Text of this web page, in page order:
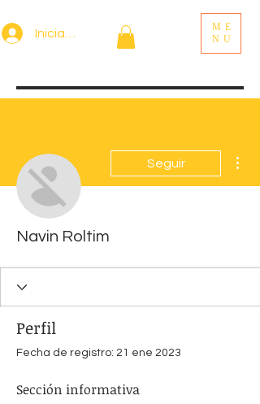
Iniciar sesión
ME
NU
Seguir
Navin Roltim
Perfil
Fecha de registro: 21 ene 2023
Sección informativa